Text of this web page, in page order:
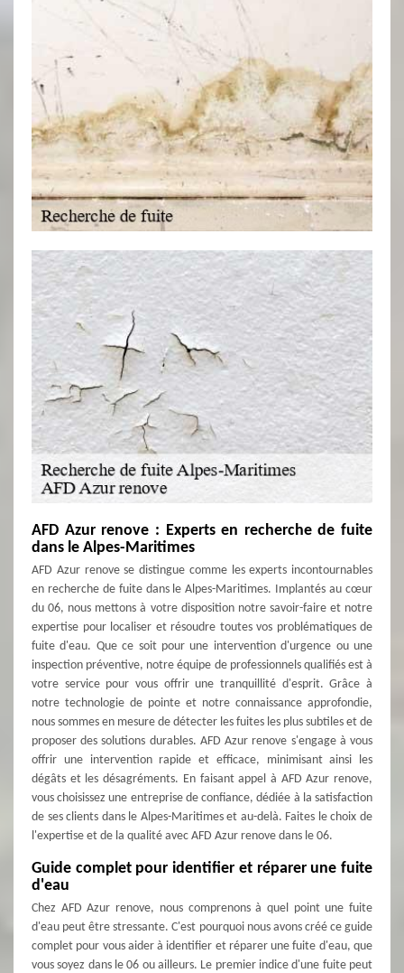
AFD Azur renove : Experts en recherche de fuite
dans le Alpes-Maritimes
AFD Azur renove se distingue comme les experts incontournables
en recherche de fuite dans le Alpes-Maritimes. Implantés au cœur
du 06, nous mettons à votre disposition notre savoir-faire et notre
expertise pour localiser et résoudre toutes vos problématiques de
fuite d'eau. Que ce soit pour une intervention d'urgence ou une
inspection préventive, notre équipe de professionnels qualifiés est à
votre service pour vous offrir une tranquillité d'esprit. Grâce à
notre technologie de pointe et notre connaissance approfondie,
nous sommes en mesure de détecter les fuites les plus subtiles et de
proposer des solutions durables. AFD Azur renove s'engage à vous
offrir une intervention rapide et efficace, minimisant ainsi les
dégâts et les désagréments. En faisant appel à AFD Azur renove,
vous choisissez une entreprise de confiance, dédiée à la satisfaction
de ses clients dans le Alpes-Maritimes et au-delà. Faites le choix de
l'expertise et de la qualité avec AFD Azur renove dans le 06.
Guide complet pour identifier et réparer une fuite
d'eau
Chez AFD Azur renove, nous comprenons à quel point une fuite
d'eau peut être stressante. C'est pourquoi nous avons créé ce guide
complet pour vous aider à identifier et réparer une fuite d'eau, que
vous soyez dans le 06 ou ailleurs. Le premier indice d'une fuite peut